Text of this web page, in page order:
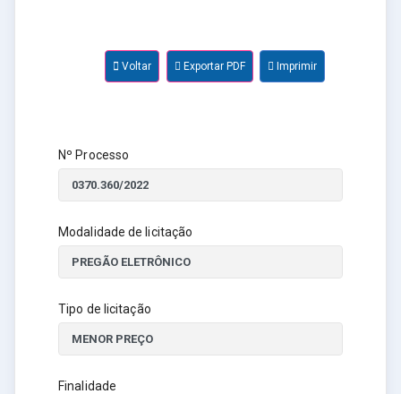
Voltar Exportar PDF Imprimir
Nº Processo
Modalidade de licitação
Tipo de licitação
Finalidade